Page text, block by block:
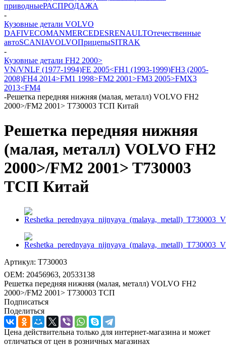
приводныеРАСПРОДАЖА
-
Кузовные детали VOLVO
DAFIVECOMANMERCEDESRENAULTОтечественные
автоSCANIAVOLVOПрицепыSITRAK
-
Кузовные детали FH2 2000>
VN/VNLF (1977-1994)FE 2005<FH1 (1993-1999)FH3 (2005-
2008)FH4 2014>FM1 1998>FM2 2001>FM3 2005>FMX3
2013<FM4
-Решетка передняя нижняя (малая, металл) VOLVO FH2
2000>/FM2 2001> T730003 ТСП Китай
Решетка передняя нижняя
(малая, металл) VOLVO FH2
2000>/FM2 2001> T730003
ТСП Китай
Артикул: T730003
OEM: 20456963, 20533138
Решетка передняя нижняя (малая, металл) VOLVO FH2
2000>/FM2 2001> T730003 ТСП
Подписаться
Поделиться
Цена действительна только для интернет-магазина и может
отличаться от цен в розничных магазинах